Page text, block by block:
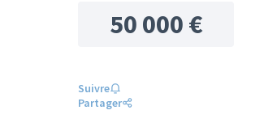
50 000 €
Suivre
Partager